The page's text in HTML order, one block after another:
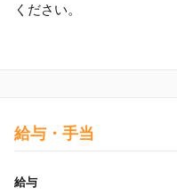
ください。
給与・手当
給与